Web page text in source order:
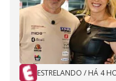
ESTRELANDO / HÁ 4